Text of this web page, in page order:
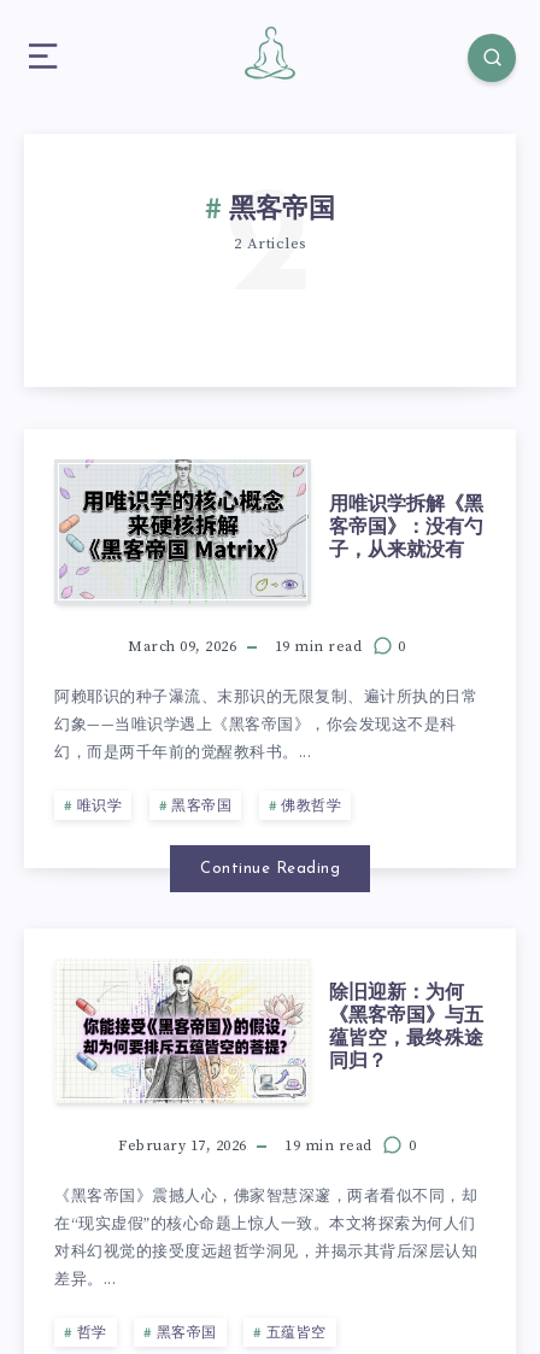
黑客帝国
2 Articles
2
用唯识学拆解《黑
客帝国》：没有勺
子，从来就没有
March 09, 2026 19 min read 0
阿赖耶识的种子瀑流、末那识的无限复制、遍计所执的日常
幻象——当唯识学遇上《黑客帝国》，你会发现这不是科
幻，而是两千年前的觉醒教科书。...
唯识学 黑客帝国 佛教哲学
Continue Reading
除旧迎新：为何
《黑客帝国》与五
蕴皆空，最终殊途
同归？
February 17, 2026 19 min read 0
《黑客帝国》震撼人心，佛家智慧深邃，两者看似不同，却
在“现实虚假”的核心命题上惊人一致。本文将探索为何人们
对科幻视觉的接受度远超哲学洞见，并揭示其背后深层认知
差异。...
哲学 黑客帝国 五蕴皆空